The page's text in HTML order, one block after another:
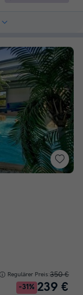
Regulärer Preis:350 €
-31% 239 €